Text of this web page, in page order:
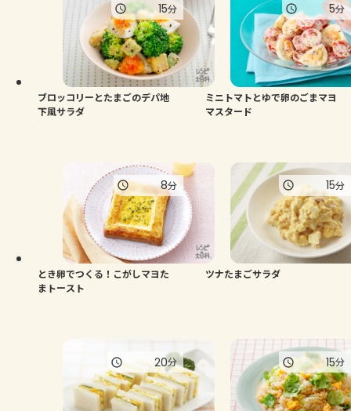
ブロッコリーとたまごのデパ地
下風サラダ
15分
ミニトマトとゆで卵のごまマヨ
マスタード
5分
とき卵でつくる！こがしマヨた
まトースト
8分
ツナたまごサラダ
15分
20分 15分